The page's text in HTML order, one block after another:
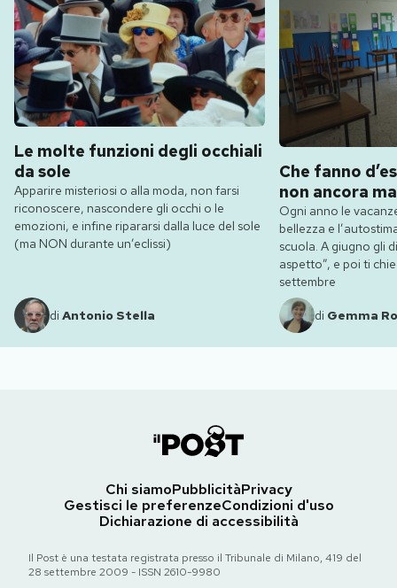
Le molte funzioni degli occhiali
da sole
Apparire misteriosi o alla moda, non farsi
riconoscere, nascondere gli occhi o le
emozioni, e infine ripararsi dalla luce del sole
(ma NON durante un’eclissi)
di Antonio Stella
Che fanno
non ancora
Ogni anno le
bellezza e
scuola. A giugno gli
aspetto”, e poi ti
settembre
di Gemma
Chi siamoPubblicitàPrivacy
Gestisci le preferenzeCondizioni d'uso
Dichiarazione di accessibilità
Il Post è una testata registrata presso il Tribunale di Milano, 419 del
28 settembre 2009 - ISSN 2610-9980